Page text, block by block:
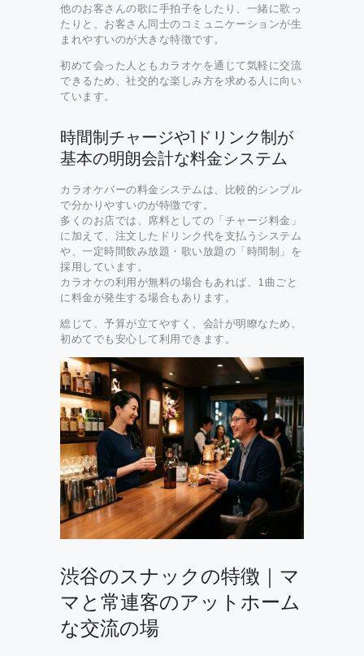
他のお客さんの歌に手拍子をしたり、一緒に歌っ
たりと、お客さん同士のコミュニケーションが生
まれやすいのが大きな特徴です。
初めて会った人ともカラオケを通じて気軽に交流
できるため、社交的な楽しみ方を求める人に向い
ています。
時間制チャージや1ドリンク制が
基本の明朗会計な料金システム
カラオケバーの料金システムは、比較的シンプル
で分かりやすいのが特徴です。
多くのお店では、席料としての「チャージ料金」
に加えて、注文したドリンク代を支払うシステム
や、一定時間飲み放題・歌い放題の「時間制」を
採用しています。
カラオケの利用が無料の場合もあれば、1曲ごと
に料金が発生する場合もあります。
総じて、予算が立てやすく、会計が明瞭なため、
初めてでも安心して利用できます。
渋谷のスナックの特徴｜マ
マと常連客のアットホーム
な交流の場